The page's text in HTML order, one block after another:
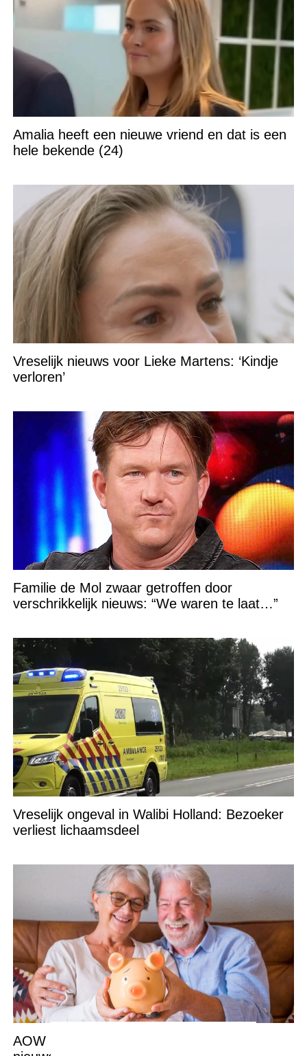
Amalia heeft een nieuwe vriend en dat is een
hele bekende (24)
Vreselijk nieuws voor Lieke Martens: ‘Kindje
verloren’
Familie de Mol zwaar getroffen door
verschrikkelijk nieuws: “We waren te laat…”
Vreselijk ongeval in Walibi Holland: Bezoeker
verliest lichaamsdeel
AOW per 1 juli flink omhoog: DIT zijn de